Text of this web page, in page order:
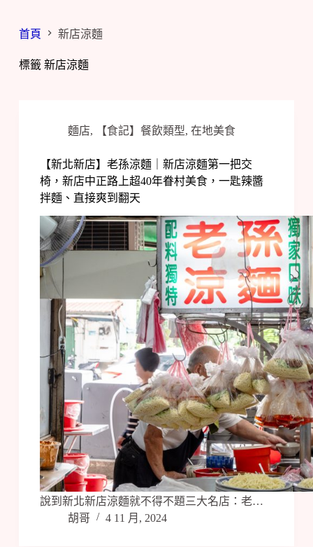
首頁 新店涼麵
標籤新店涼麵
麵店, 【食記】餐飲類型, 在地美食
【新北新店】老孫涼麵｜新店涼麵第一把交
椅，新店中正路上超40年眷村美食，一匙辣醬
拌麵、直接爽到翻天
說到新北新店涼麵就不得不題三大名店：老…
胡哥
4 11 月, 2024